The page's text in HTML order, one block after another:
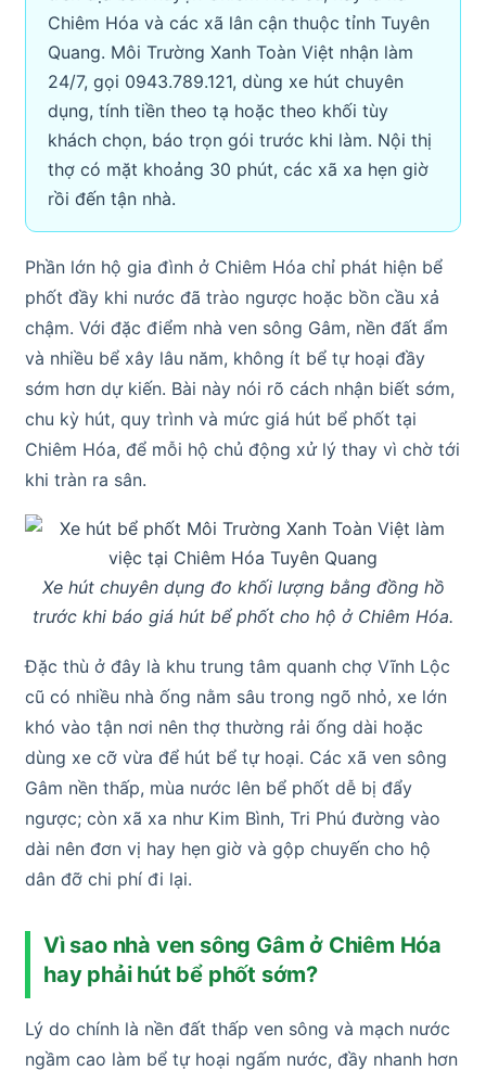
Chiêm Hóa và các xã lân cận thuộc tỉnh Tuyên
Quang. Môi Trường Xanh Toàn Việt nhận làm
24/7, gọi 0943.789.121, dùng xe hút chuyên
dụng, tính tiền theo tạ hoặc theo khối tùy
khách chọn, báo trọn gói trước khi làm. Nội thị
thợ có mặt khoảng 30 phút, các xã xa hẹn giờ
rồi đến tận nhà.
Phần lớn hộ gia đình ở Chiêm Hóa chỉ phát hiện bể
phốt đầy khi nước đã trào ngược hoặc bồn cầu xả
chậm. Với đặc điểm nhà ven sông Gâm, nền đất ẩm
và nhiều bể xây lâu năm, không ít bể tự hoại đầy
sớm hơn dự kiến. Bài này nói rõ cách nhận biết sớm,
chu kỳ hút, quy trình và mức giá hút bể phốt tại
Chiêm Hóa, để mỗi hộ chủ động xử lý thay vì chờ tới
khi tràn ra sân.
Xe hút chuyên dụng đo khối lượng bằng đồng hồ
trước khi báo giá hút bể phốt cho hộ ở Chiêm Hóa.
Đặc thù ở đây là khu trung tâm quanh chợ Vĩnh Lộc
cũ có nhiều nhà ống nằm sâu trong ngõ nhỏ, xe lớn
khó vào tận nơi nên thợ thường rải ống dài hoặc
dùng xe cỡ vừa để hút bể tự hoại. Các xã ven sông
Gâm nền thấp, mùa nước lên bể phốt dễ bị đẩy
ngược; còn xã xa như Kim Bình, Tri Phú đường vào
dài nên đơn vị hay hẹn giờ và gộp chuyến cho hộ
dân đỡ chi phí đi lại.
Vì sao nhà ven sông Gâm ở Chiêm Hóa
hay phải hút bể phốt sớm?
Lý do chính là nền đất thấp ven sông và mạch nước
ngầm cao làm bể tự hoại ngấm nước, đầy nhanh hơn